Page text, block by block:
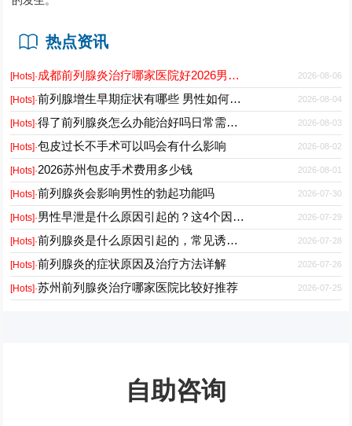
热点资讯
[Hots]·成都前列腺炎治疗哪家医院好2026男性专科门诊推荐 2026-08-06
[Hots]·前列腺增生早期症状有哪些 男性如何科学预防与日常护理 2026-08-04
[Hots]·得了前列腺炎怎么办能治好吗日常需要注意什么 2026-08-03
[Hots]·包皮过长不手术可以吗会有什么影响 2026-08-02
[Hots]·2026苏州包皮手术费用多少钱 2026-08-01
[Hots]·前列腺炎会影响男性的勃起功能吗 2026-07-30
[Hots]·男性早泄是什么原因引起的？这4个因素最常见 2026-07-29
[Hots]·前列腺炎是什么原因引起的，常见诱因有哪些 2026-07-28
[Hots]·前列腺炎的症状原因及治疗方法详解 2026-07-26
[Hots]·苏州前列腺炎治疗哪家医院比较好推荐 2026-07-25
自助咨询